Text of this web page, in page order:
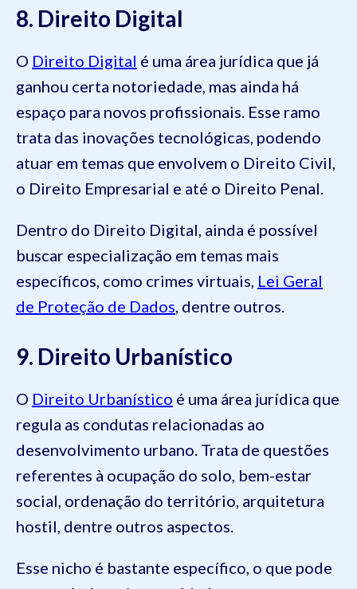
8. Direito Digital
O Direito Digital é uma área jurídica que já
ganhou certa notoriedade, mas ainda há
espaço para novos profissionais. Esse ramo
trata das inovações tecnológicas, podendo
atuar em temas que envolvem o Direito Civil,
o Direito Empresarial e até o Direito Penal.
Dentro do Direito Digital, ainda é possível
buscar especialização em temas mais
específicos, como crimes virtuais, Lei Geral
de Proteção de Dados , dentre outros.
9. Direito Urbanístico
O Direito Urbanístico é uma área jurídica que
regula as condutas relacionadas ao
desenvolvimento urbano. Trata de questões
referentes à ocupação do solo, bem-estar
social, ordenação do território, arquitetura
hostil, dentre outros aspectos.
Esse nicho é bastante específico, o que pode